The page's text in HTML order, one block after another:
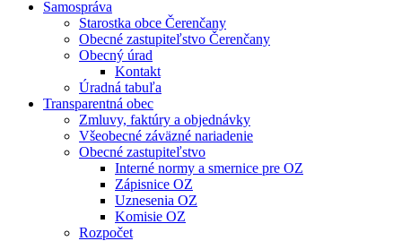
Samospráva
Starostka obce Čerenčany
Obecné zastupiteľstvo Čerenčany
Obecný úrad
Kontakt
Úradná tabuľa
Transparentná obec
Zmluvy, faktúry a objednávky
Všeobecné záväzné nariadenie
Obecné zastupiteľstvo
Interné normy a smernice pre OZ
Zápisnice OZ
Uznesenia OZ
Komisie OZ
Rozpočet